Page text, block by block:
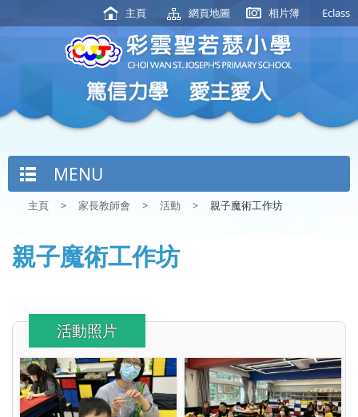
主頁 網頁地圖 相片簿 Eclass
MENU
主頁 > 家長教師會 > 活動 > 親子魔術工作坊
親子魔術工作坊
活動照片